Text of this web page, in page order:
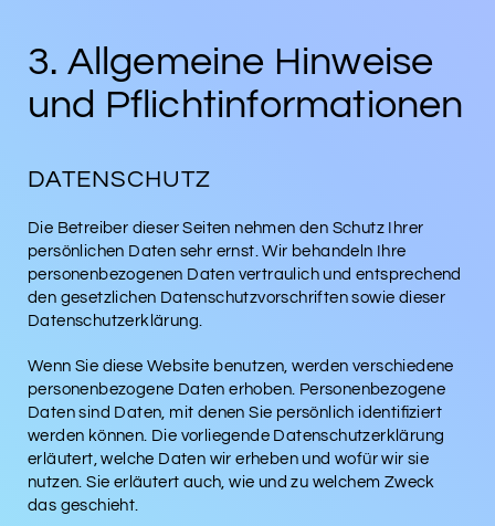
3. Allgemeine Hinweise
und Pflicht­informationen
DATENSCHUTZ
Die Betreiber dieser Seiten nehmen den Schutz Ihrer
persönlichen Daten sehr ernst. Wir behandeln Ihre
personenbezogenen Daten vertraulich und entsprechend
den gesetzlichen Datenschutzvorschriften sowie dieser
Datenschutzerklärung.
Wenn Sie diese Website benutzen, werden verschiedene
personenbezogene Daten erhoben. Personenbezogene
Daten sind Daten, mit denen Sie persönlich identifiziert
werden können. Die vorliegende Datenschutzerklärung
erläutert, welche Daten wir erheben und wofür wir sie
nutzen. Sie erläutert auch, wie und zu welchem Zweck
das geschieht.